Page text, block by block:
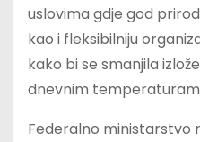
uslovima gdje god
kao i fleksibilniju
kako bi se smanjila
dnevnim
Federalno ministarstvo